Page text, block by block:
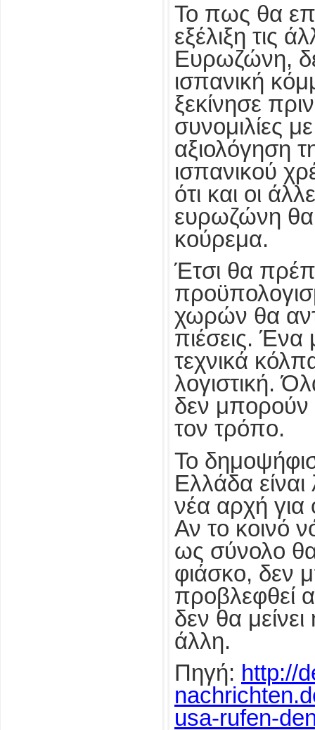
Το πως θα
εξέλιξη τις
Ευρωζώνη,
ισπανική
ξεκίνησε
συνομιλίες
αξιολόγηση
ισπανικού
ότι και οι
ευρωζώνη θα
κούρεμα.
Έτσι θα
χωρών θα
πιέσεις. Ένα
τεχνικά
λογιστική.
δεν μπορούν
τον τρόπο.
Το
Ελλάδα
νέα αρχή
Αν το κοινό
ως σύνολο
φιάσκο, δεν
προβλεφθεί
δεν θα
άλλη.
Πηγή: http://
usa-rufen-